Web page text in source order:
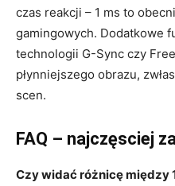
czas reakcji – 1 ms to
gamingowych. Dodatkowe
technologii G-Sync czy
płynniejszego obrazu,
scen.
FAQ – najczęsciej
Czy widać różnicę między